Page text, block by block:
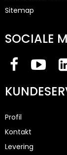
Sitemap
SOCIALE
Profil
Kontakt
Levering